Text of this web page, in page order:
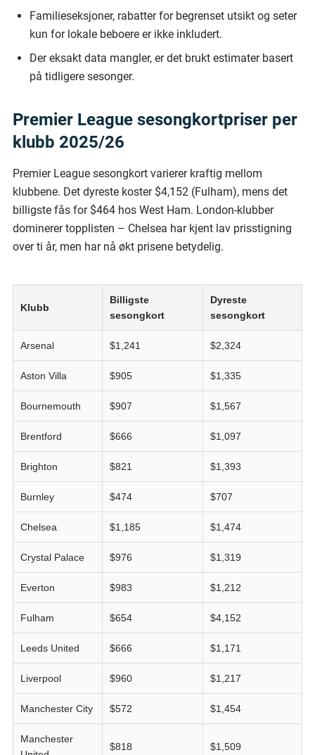
Familieseksjoner, rabatter for begrenset utsikt og seter
kun for lokale beboere er ikke inkludert.
Der eksakt data mangler, er det brukt estimater basert
på tidligere sesonger.
Premier League sesongkortpriser per
klubb 2025/26
Premier League sesongkort varierer kraftig mellom
klubbene. Det dyreste koster $4,152 (Fulham), mens det
billigste fås for $464 hos West Ham. London-klubber
dominerer topplisten – Chelsea har kjent lav prisstigning
over ti år, men har nå økt prisene betydelig.
Klubb
Billigste
sesongkort
Dyreste
sesongkort
Arsenal $1,241 $2,324
Aston Villa $905 $1,335
Bournemouth $907 $1,567
Brentford $666 $1,097
Brighton $821 $1,393
Burnley $474 $707
Chelsea $1,185 $1,474
Crystal Palace $976 $1,319
Everton $983 $1,212
Fulham $654 $4,152
Leeds United $666 $1,171
Liverpool $960 $1,217
Manchester City $572 $1,454
Manchester
$818 $1,509